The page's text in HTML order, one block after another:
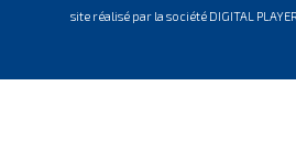
site réalisé par la société DIGITAL